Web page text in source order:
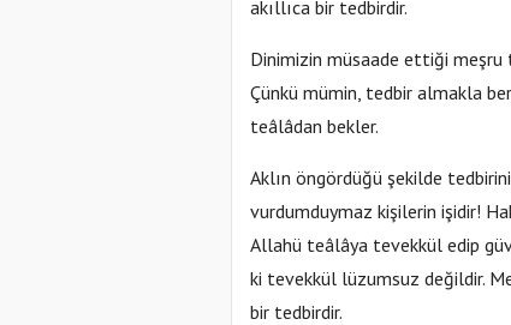
akıllıca bir tedbirdir.
Dinimizin müsaade ettiği
Çünkü mümin, tedbir almakla
teâlâdan bekler.
Aklın öngördüğü şekilde
vurdumduymaz kişilerin işidir!
Allahü teâlâya tevekkül edip
ki tevekkül lüzumsuz değildir.
bir tedbirdir.